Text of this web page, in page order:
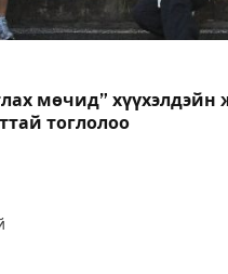
мөчид” хүүхэлдэйн
тоглолоо